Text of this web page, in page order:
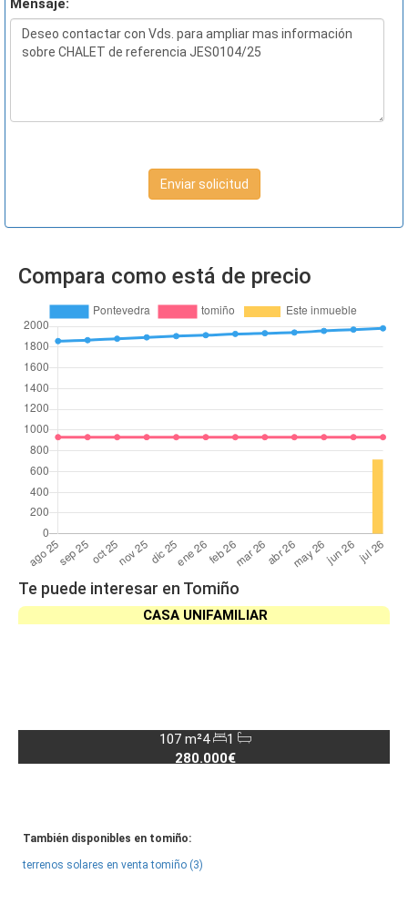
Mensaje:
Enviar solicitud
Compara como está de precio
Te puede interesar en Tomiño
CASA UNIFAMILIAR
107 m²4
1
280.000€
También disponibles en tomiño:
terrenos solares en venta tomiño (3)